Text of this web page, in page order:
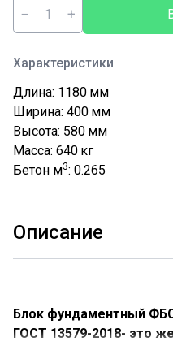
− +
Характеристики
Длина: 1180 мм
Ширина: 400 мм
Высота: 580 мм
Масса: 640 кг
Бетон м3: 0.265
Описание
Блок фундаментный ФБС
ГОСТ 13579-2018- это